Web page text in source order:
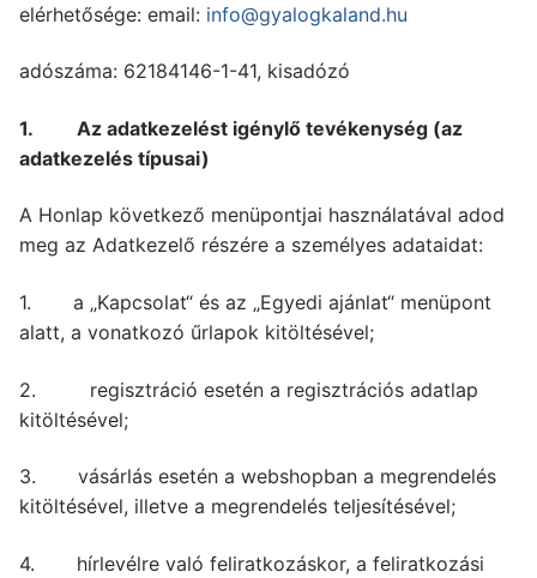
elérhetősége: email: info@gyalogkaland.hu
adószáma: 62184146-1-41, kisadózó
1. Az adatkezelést igénylő tevékenység (az
adatkezelés típusai)
A Honlap következő menüpontjai használatával adod
meg az Adatkezelő részére a személyes adataidat:
1. a „Kapcsolat“ és az „Egyedi ajánlat“ menüpont
alatt, a vonatkozó űrlapok kitöltésével;
2. regisztráció esetén a regisztrációs adatlap
kitöltésével;
3. vásárlás esetén a webshopban a megrendelés
kitöltésével, illetve a megrendelés teljesítésével;
4. hírlevélre való feliratkozáskor, a feliratkozási